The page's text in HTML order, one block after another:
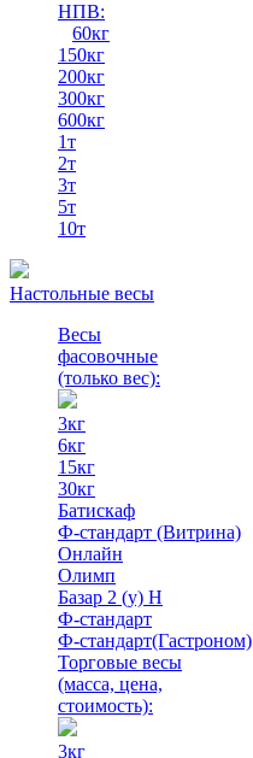
НПВ:
60кг
150кг
200кг
300кг
600кг
1т
2т
3т
5т
10т
Настольные весы
Весы
фасовочные
(только вес):
3кг
6кг
15кг
30кг
Батискаф
Ф-стандарт (Витрина)
Онлайн
Олимп
Базар 2 (у) Н
Ф-стандарт
Ф-стандарт(Гастроном)
Торговые весы
(масса, цена,
стоимость):
3кг